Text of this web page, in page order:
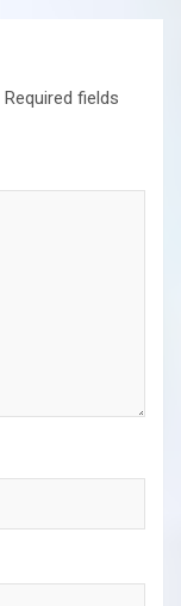
Required fields